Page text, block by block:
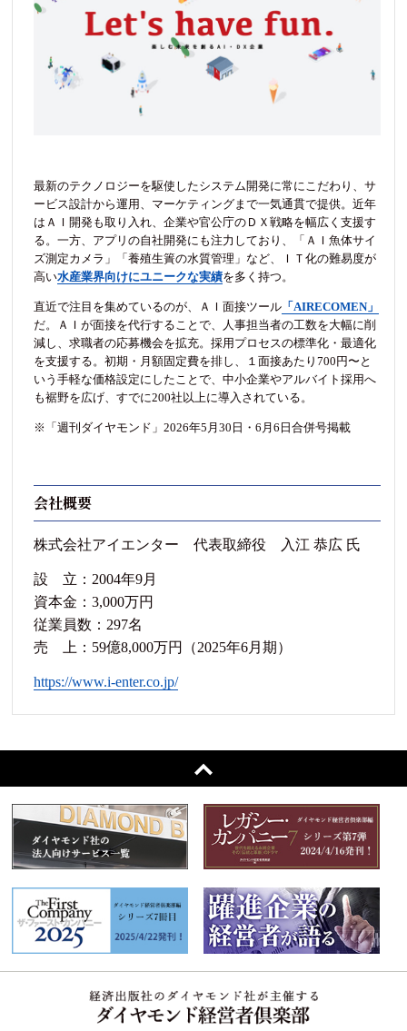
最新のテクノロジーを駆使したシステム開発に常にこだわり、サ
ービス設計から運用、マーケティングまで一気通貫で提供。近年
はＡＩ開発も取り入れ、企業や官公庁のＤＸ戦略を幅広く支援す
る。一方、アプリの自社開発にも注力しており、「ＡＩ魚体サイ
ズ測定カメラ」「養殖生簀の水質管理」など、ＩＴ化の難易度が
高い水産業界向けにユニークな実績を多く持つ。
直近で注目を集めているのが、ＡＩ面接ツール 「AIRECOMEN」
だ。ＡＩが面接を代行することで、人事担当者の工数を大幅に削
減し、求職者の応募機会を拡充。採用プロセスの標準化・最適化
を支援する。初期・月額固定費を排し、１面接あたり700円〜と
いう手軽な価格設定にしたことで、中小企業やアルバイト採用へ
も裾野を広げ、すでに200社以上に導入されている。
※「週刊ダイヤモンド」2026年5月30日・6月6日合併号掲載
会社概要
株式会社アイエンター 代表取締役 入江 恭広 氏
設 立：2004年9月
資本金：3,000万円
従業員数：297名
売 上：59億8,000万円（2025年6月期）
https://www.i-enter.co.jp/